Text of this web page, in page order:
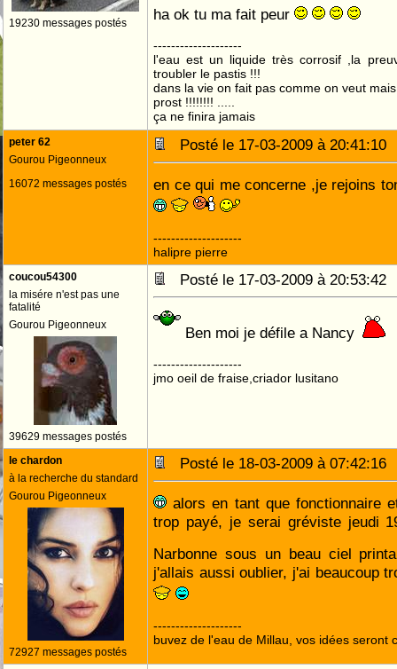
19230 messages postés ha ok tu ma fait peur
--------------------
l'eau est un liquide très corrosif ,la
troubler le pastis !!!
dans la vie on fait pas comme on veut
prost !!!!!!!! .....
ça ne finira jamais
peter 62
Gourou Pigeonneux
16072 messages postés
Posté le 17-03-2009 à
en ce qui me concerne ,je rejoins
--------------------
halipre pierre
coucou54300
la misére n'est pas une
fatalité
Gourou Pigeonneux
39629 messages postés
Posté le 17-03-2009 à
Ben moi je défile a Nancy
--------------------
jmo oeil de fraise,criador lusitano
le chardon
à la recherche du standard
Gourou Pigeonneux
72927 messages postés
Posté le 18-03-2009 à
alors en tant que fonctionnaire
trop payé, je serai gréviste jeudi
Narbonne sous un beau ciel
j'allais aussi oublier, j'ai beaucoup
--------------------
buvez de l'eau de Millau, vos idées seront